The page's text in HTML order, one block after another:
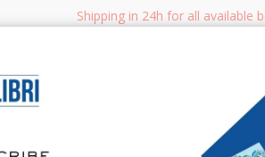
Shipping in 24h for all available